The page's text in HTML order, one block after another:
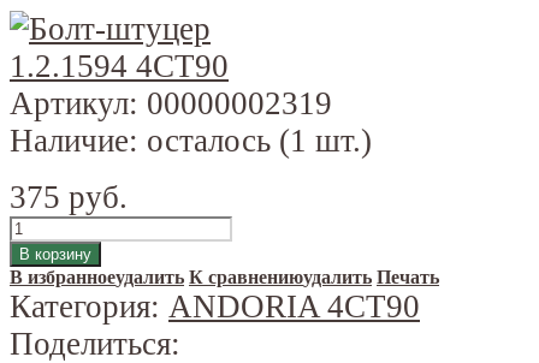
Артикул: 00000002319
Наличие: осталось (1 шт.)
375 руб.
В избранноеудалить К сравнениюудалить Печать
Категория: ANDORIA 4CT90
Поделиться: